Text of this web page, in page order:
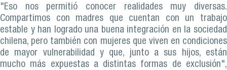
"Eso nos permitió conocer realidades muy diversas.
Compartimos con madres que cuentan con un trabajo
estable y han logrado una buena integración en la sociedad
chilena, pero también con mujeres que viven en condiciones
de mayor vulnerabilidad y que, junto a sus hijos, están
mucho más expuestas a distintas formas de exclusión",